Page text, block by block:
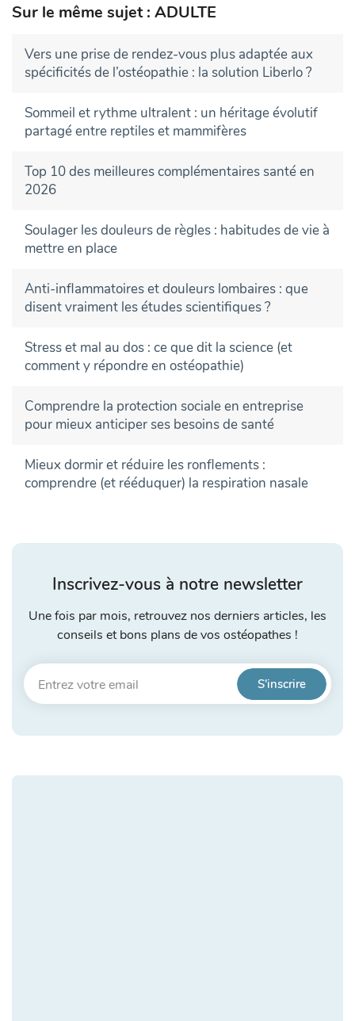
Sur le même sujet : ADULTE
Vers une prise de rendez-vous plus adaptée aux
spécificités de l’ostéopathie : la solution Liberlo ?
Sommeil et rythme ultralent : un héritage évolutif
partagé entre reptiles et mammifères
Top 10 des meilleures complémentaires santé en
2026
Soulager les douleurs de règles : habitudes de vie à
mettre en place
Anti-inflammatoires et douleurs lombaires : que
disent vraiment les études scientifiques ?
Stress et mal au dos : ce que dit la science (et
comment y répondre en ostéopathie)
Comprendre la protection sociale en entreprise
pour mieux anticiper ses besoins de santé
Mieux dormir et réduire les ronflements :
comprendre (et rééduquer) la respiration nasale
Inscrivez-vous à notre newsletter
Une fois par mois, retrouvez nos derniers articles, les
conseils et bons plans de vos ostéopathes !